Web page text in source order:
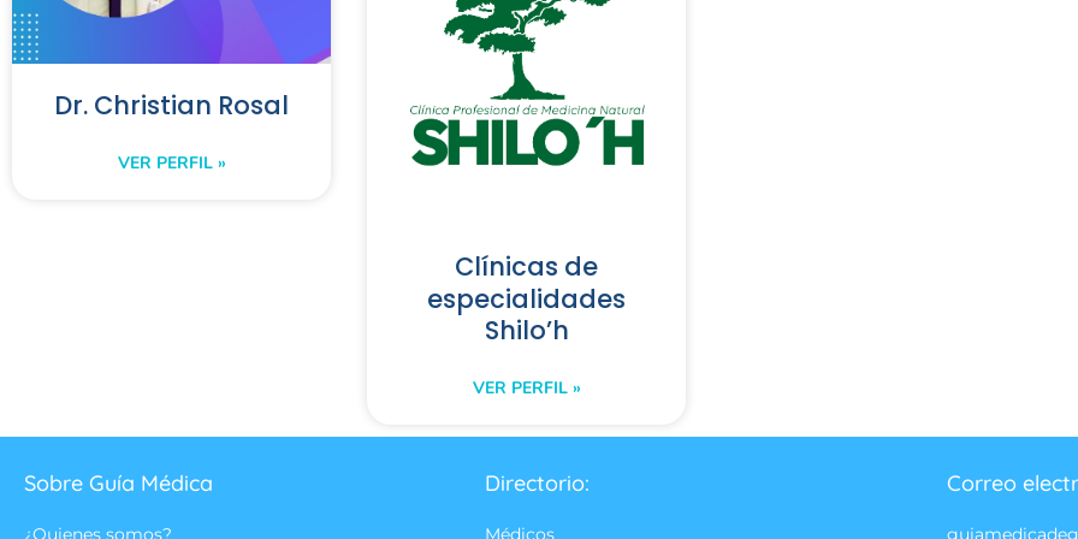
Dr. Christian Rosal
VER PERFIL »
Clínicas de
especialidades
Shilo’h
VER PERFIL »
Sobre Guía Médica Directorio: Correo